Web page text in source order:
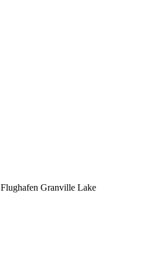
Flughafen Granville Lake